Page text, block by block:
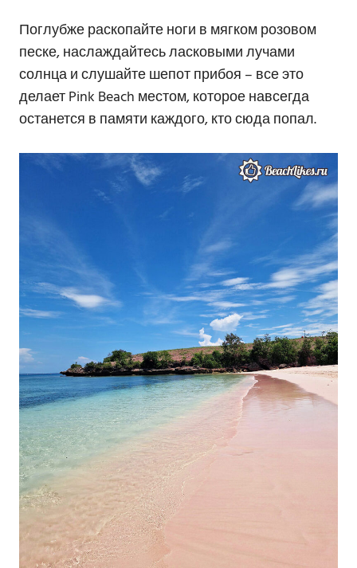
Поглубже раскопайте ноги в мягком розовом
песке, наслаждайтесь ласковыми лучами
солнца и слушайте шепот прибоя – все это
делает Pink Beach местом, которое навсегда
останется в памяти каждого, кто сюда попал.